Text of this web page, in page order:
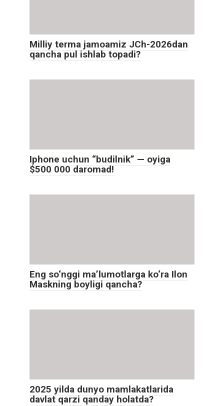
Milliy terma jamoamiz JCh-2026dan
qancha pul ishlab topadi?
Iphone uchun “budilnik” — oyiga
$500 000 daromad!
Eng so‘nggi maʼlumotlarga ko‘ra Ilon
Maskning boyligi qancha?
2025 yilda dunyo mamlakatlarida
davlat qarzi qanday holatda?